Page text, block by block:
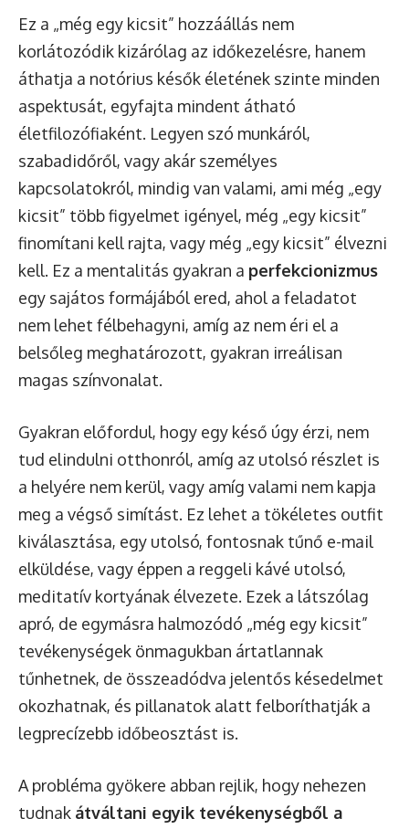
Ez a „még egy kicsit” hozzáállás nem
korlátozódik kizárólag az időkezelésre, hanem
áthatja a notórius késők életének szinte minden
aspektusát, egyfajta mindent átható
életfilozófiaként. Legyen szó munkáról,
szabadidőről, vagy akár személyes
kapcsolatokról, mindig van valami, ami még „egy
kicsit” több figyelmet igényel, még „egy kicsit”
finomítani kell rajta, vagy még „egy kicsit” élvezni
kell. Ez a mentalitás gyakran a perfekcionizmus
egy sajátos formájából ered, ahol a feladatot
nem lehet félbehagyni, amíg az nem éri el a
belsőleg meghatározott, gyakran irreálisan
magas színvonalat.
Gyakran előfordul, hogy egy késő úgy érzi, nem
tud elindulni otthonról, amíg az utolsó részlet is
a helyére nem kerül, vagy amíg valami nem kapja
meg a végső simítást. Ez lehet a tökéletes outfit
kiválasztása, egy utolsó, fontosnak tűnő e-mail
elküldése, vagy éppen a reggeli kávé utolsó,
meditatív kortyának élvezete. Ezek a látszólag
apró, de egymásra halmozódó „még egy kicsit”
tevékenységek önmagukban ártatlannak
tűnhetnek, de összeadódva jelentős késedelmet
okozhatnak, és pillanatok alatt felboríthatják a
legprecízebb időbeosztást is.
A probléma gyökere abban rejlik, hogy nehezen
tudnak átváltani egyik tevékenységből a